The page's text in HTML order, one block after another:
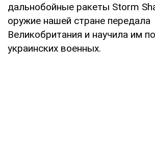
дальнобойные ракеты Storm
оружие нашей стране передала
Великобритания и научила им
украинских военных.